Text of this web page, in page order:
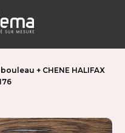
+ CHENE HALIFAX